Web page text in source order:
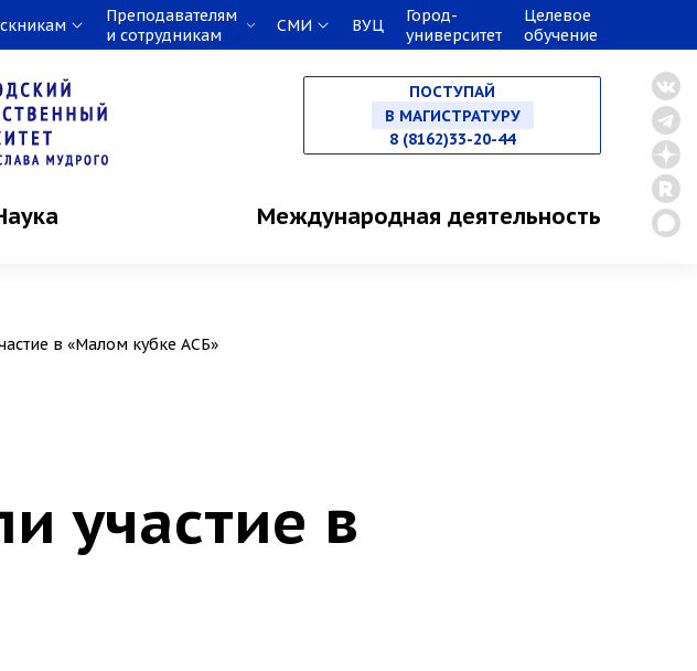
Преподавателям
и сотрудникам
СМИ ВУЦ
Город-
университет
Целевое
обучение
ПОСТУПАЙ
НА СПЕЦИАЛИТЕТ
В МАГИСТРАТУРУ
8 (8162)33-20-44
Международная деятельность
в «Малом кубке АСБ»
участие в